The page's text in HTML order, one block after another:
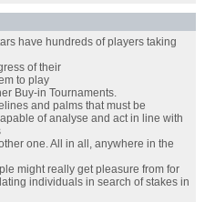
have hundreds of players taking
of their
to play
Buy-in Tournaments.
and palms that must be
of analyse and act in line with
one. All in all, anywhere in the
might really get pleasure from for
individuals in search of stakes in